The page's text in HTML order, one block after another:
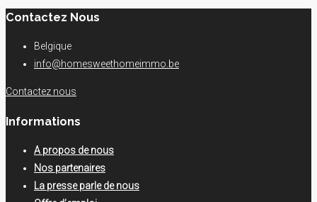
Contactez Nous
Belgique
info@homesweethomeimmo.be
Contactez nous
Informations
A propos de nous
Nos partenaires
La presse parle de nous